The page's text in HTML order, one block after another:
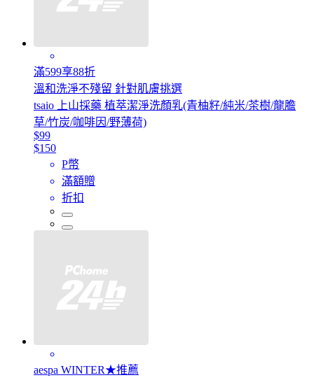
滿599享88折
溫和洗淨不殘留 針對肌膚挑選
tsaio 上山採藥 植萃潔淨洗顏乳(青柚籽/純米/茶樹/龍膽
草/竹炭/咖啡因/野薄荷)
$99
$150
P幣
滿額贈
折扣
aespa WINTER★推薦